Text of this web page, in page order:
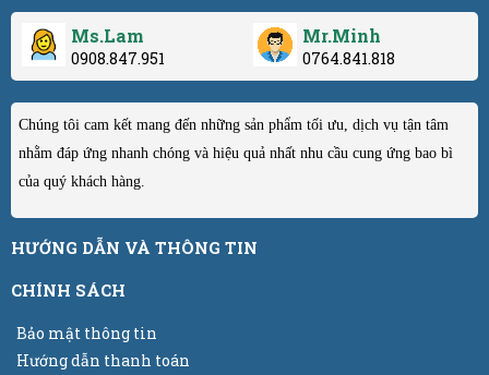
Ms.Lam
0908.847.951
Mr.Minh
0764.841.818
Chúng tôi cam kết mang đến những sản phẩm tối ưu, dịch vụ tận tâm
nhằm đáp ứng nhanh chóng và hiệu quả nhất nhu cầu cung ứng bao bì
của quý khách hàng.
HƯỚNG DẪN VÀ THÔNG TIN
CHÍNH SÁCH
Bảo mật thông tin
Hướng dẫn thanh toán